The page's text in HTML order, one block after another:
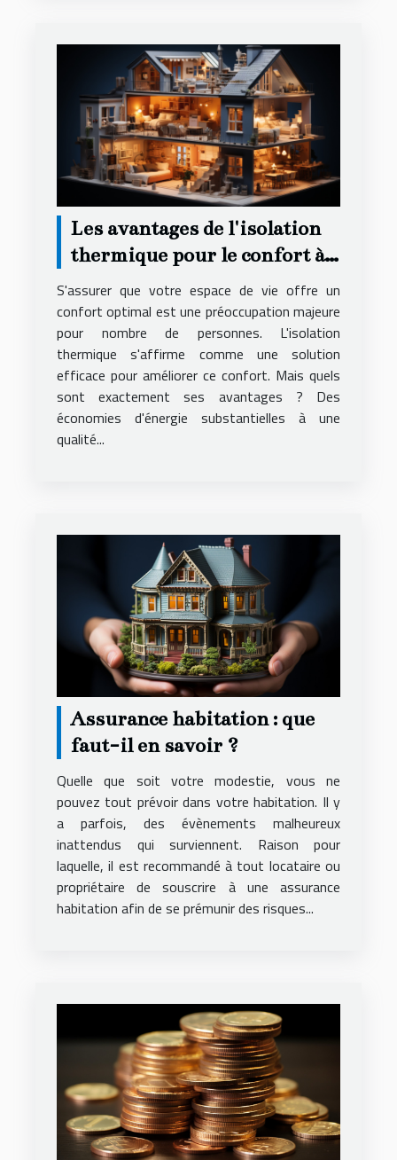
Les avantages de l'isolation
thermique pour le confort à
S'assurer que votre espace de vie offre un
confort optimal est une préoccupation majeure
pour nombre de personnes. L'isolation
thermique s'affirme comme une solution
efficace pour améliorer ce confort. Mais quels
sont exactement ses avantages ? Des
économies d'énergie substantielles à une
qualité...
Assurance habitation : que
faut-il en savoir ?
Quelle que soit votre modestie, vous ne
pouvez tout prévoir dans votre habitation. Il y
a parfois, des évènements malheureux
inattendus qui surviennent. Raison pour
laquelle, il est recommandé à tout locataire ou
propriétaire de souscrire à une assurance
habitation afin de se prémunir des risques...